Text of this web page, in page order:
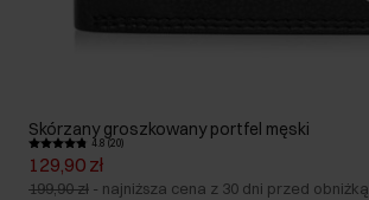
Skórzany groszkowany portfel męski
4.8 (20)
129,90 zł
199,90 zł - najniższa cena z 30 dni przed obniżką